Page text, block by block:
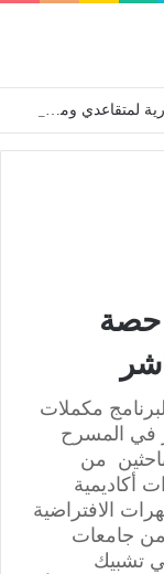
إشادة قوية بالعناية التي يوليها رئيس الجمهورية لمتقاعدي ومعطوبي وكبار جرحى الجيش الوطني الشعبي
حصة
مكملات
في المسرح
من
أكاديمية
الافتراضية
من جامعات
تشبيك